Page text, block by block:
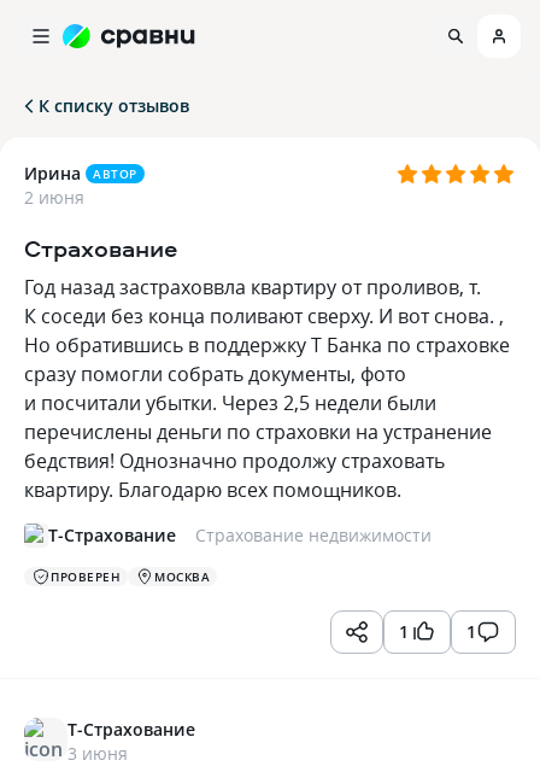
К списку отзывов
Ирина АВТОР
2 июня
Страхование
Год назад застраховвла квартиру от проливов, т.
К соседи без конца поливают сверху. И вот снова. ,
Но обратившись в поддержку Т Банка по страховке
сразу помогли собрать документы, фото
и посчитали убытки. Через 2,5 недели были
перечислены деньги по страховки на устранение
бедствия! Однозначно продолжу страховать
квартиру. Благодарю всех помощников.
Т-Страхование Страхование недвижимости
ПРОВЕРЕН МОСКВА
1 1
Т-Страхование
3 июня